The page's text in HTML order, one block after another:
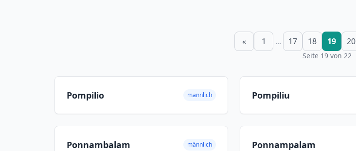
« 1 ... 17 18 19 20
Seite 19 von 22
Pompilio männlich Pompiliu
Ponnambalam männlich Ponnampalam